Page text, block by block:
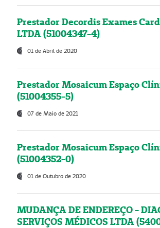
Prestador Decordis Exames
LTDA (51004347-4)
01 de Abril de 2020
Prestador Mosaicum Espaço
(51004355-5)
07 de Maio de 2021
Prestador Mosaicum Espaço
(51004352-0)
01 de Outubro de 2020
MUDANÇA DE ENDEREÇO -
SERVIÇOS MÉDICOS LTDA